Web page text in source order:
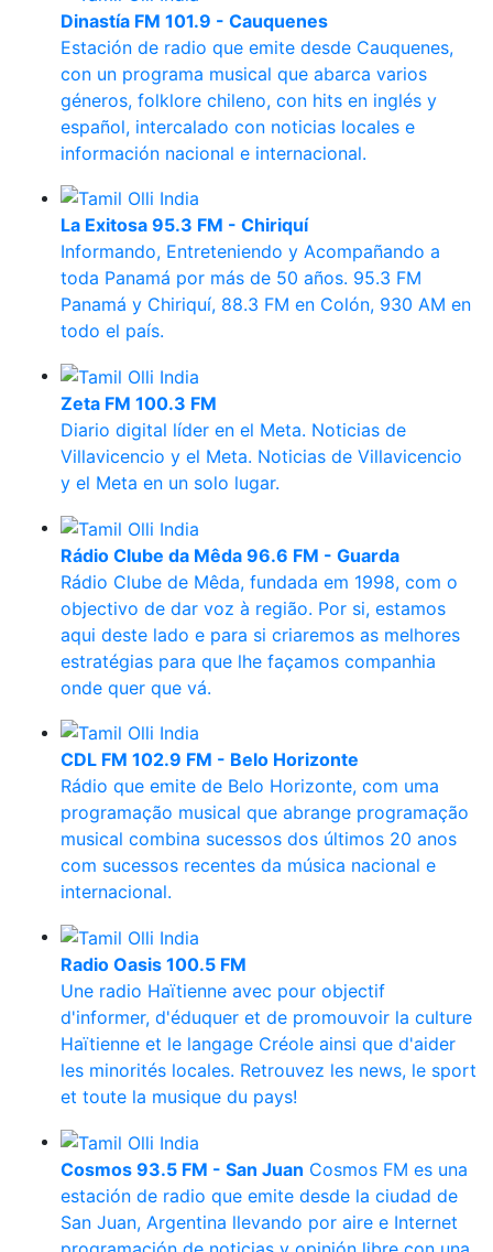
Dinastía FM 101.9 - Cauquenes
Estación de radio que emite desde Cauquenes,
con un programa musical que abarca varios
géneros, folklore chileno, con hits en inglés y
español, intercalado con noticias locales e
información nacional e internacional.
La Exitosa 95.3 FM - Chiriquí
Informando, Entreteniendo y Acompañando a
toda Panamá por más de 50 años. 95.3 FM
Panamá y Chiriquí, 88.3 FM en Colón, 930 AM en
todo el país.
Zeta FM 100.3 FM
Diario digital líder en el Meta. Noticias de
Villavicencio y el Meta. Noticias de Villavicencio
y el Meta en un solo lugar.
Rádio Clube da Mêda 96.6 FM - Guarda
Rádio Clube de Mêda, fundada em 1998, com o
objectivo de dar voz à região. Por si, estamos
aqui deste lado e para si criaremos as melhores
estratégias para que lhe façamos companhia
onde quer que vá.
CDL FM 102.9 FM - Belo Horizonte
Rádio que emite de Belo Horizonte, com uma
programação musical que abrange programação
musical combina sucessos dos últimos 20 anos
com sucessos recentes da música nacional e
internacional.
Radio Oasis 100.5 FM
Une radio Haïtienne avec pour objectif
d'informer, d'éduquer et de promouvoir la culture
Haïtienne et le langage Créole ainsi que d'aider
les minorités locales. Retrouvez les news, le sport
et toute la musique du pays!
Cosmos 93.5 FM - San Juan Cosmos FM es una
estación de radio que emite desde la ciudad de
San Juan, Argentina llevando por aire e Internet